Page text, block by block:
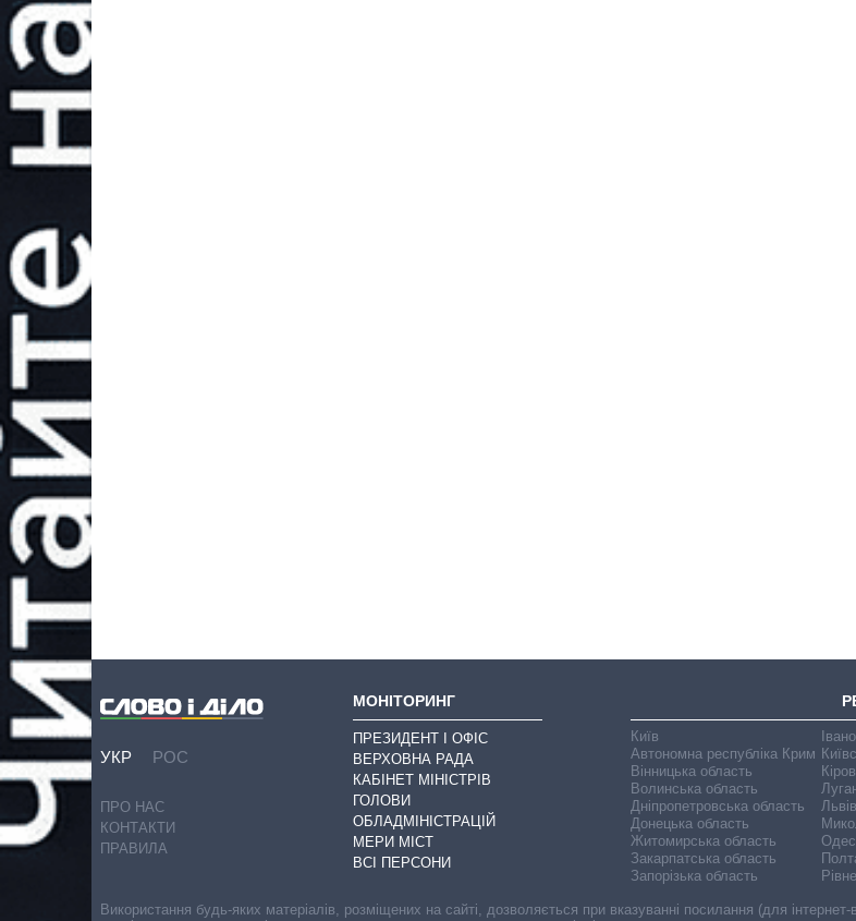
УКР РОС
ПРО НАС
КОНТАКТИ
ПРАВИЛА
МОНІТОРИНГ
ПРЕЗИДЕНТ І ОФІС
ВЕРХОВНА РАДА
КАБІНЕТ МІНІСТРІВ
ГОЛОВИ
ОБЛАДМІНІСТРАЦІЙ
МЕРИ МІСТ
ВСІ ПЕРСОНИ
Київ
Автономна республіка Крим
Вінницька область
Волинська область
Дніпропетровська область
Донецька область
Житомирська область
Закарпатська область
Запорізька область
Використання будь-яких матеріалів, розміщених на сайті, дозволяється при вказуванні посилання (для